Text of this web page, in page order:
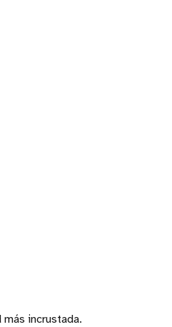
incrustada.